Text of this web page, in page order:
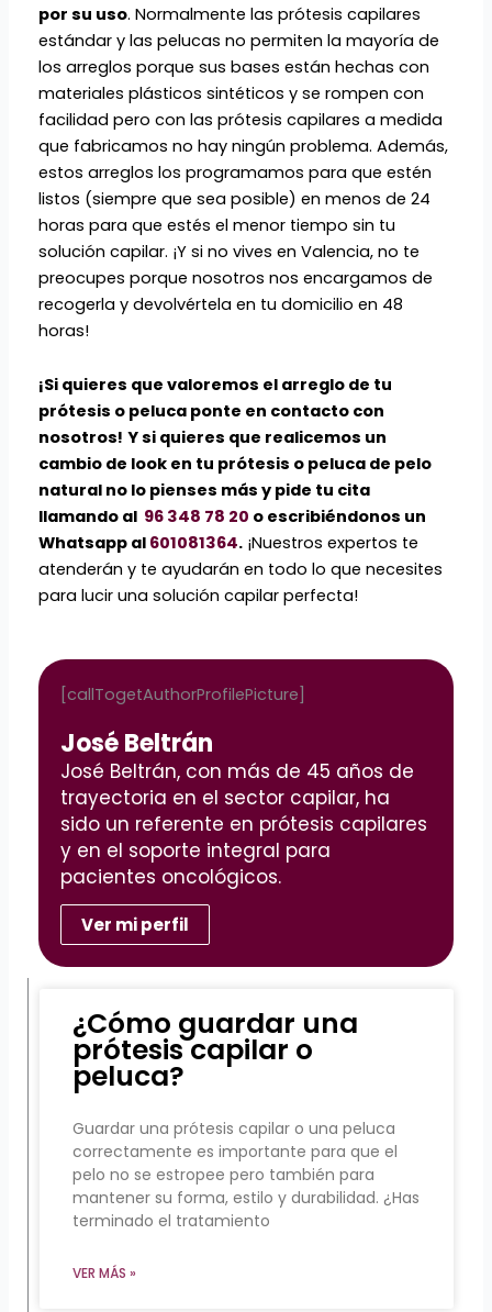
por su uso. Normalmente las prótesis capilares
estándar y las pelucas no permiten la mayoría de
los arreglos porque sus bases están hechas con
materiales plásticos sintéticos y se rompen con
facilidad pero con las prótesis capilares a medida
que fabricamos no hay ningún problema. Además,
estos arreglos los programamos para que estén
listos (siempre que sea posible) en menos de 24
horas para que estés el menor tiempo sin tu
solución capilar. ¡Y si no vives en Valencia, no te
preocupes porque nosotros nos encargamos de
recogerla y devolvértela en tu domicilio en 48
horas!
¡Si quieres que valoremos el arreglo de tu
prótesis o peluca ponte en contacto con
nosotros! Y si quieres que realicemos un
cambio de look en tu prótesis o peluca de pelo
natural no lo pienses más y pide tu cita
llamando al 96 348 78 20 o escribiéndonos un
Whatsapp al 601081364. ¡Nuestros expertos te
atenderán y te ayudarán en todo lo que necesites
para lucir una solución capilar perfecta!
[callTogetAuthorProfilePicture]
José Beltrán
José Beltrán, con más de 45 años de
trayectoria en el sector capilar, ha
sido un referente en prótesis capilares
y en el soporte integral para
pacientes oncológicos.
Ver mi perfil
¿Cómo guardar una
prótesis capilar o
peluca?
Guardar una prótesis capilar o una peluca
correctamente es importante para que el
pelo no se estropee pero también para
mantener su forma, estilo y durabilidad. ¿Has
terminado el tratamiento
VER MÁS »